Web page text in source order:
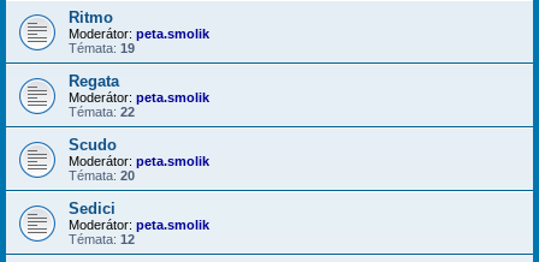
Ritmo
Moderátor: peta.smolik
Témata: 19
Regata
Moderátor: peta.smolik
Témata: 22
Scudo
Moderátor: peta.smolik
Témata: 20
Sedici
Moderátor: peta.smolik
Témata: 12